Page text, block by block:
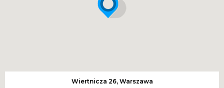
Na czym polega Wing Tsun Kung Fu? Uczymy się
ten jest pasywny podczas obrony i używa się go tylko
gdy zaatakuje nas napastnik.Wiertnicza 26, Warszawa